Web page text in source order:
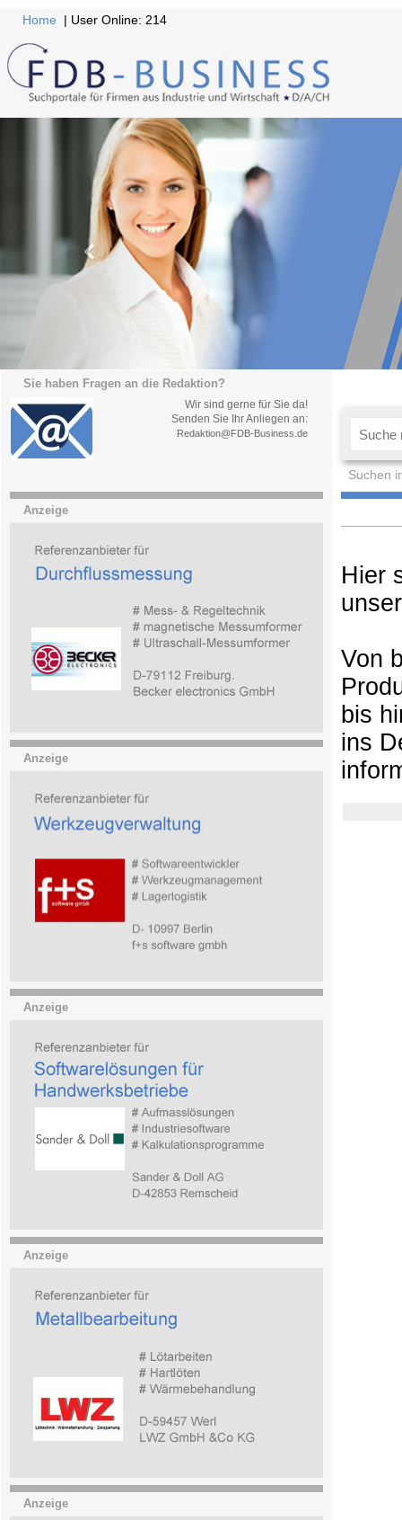
Home | User Online: 214
Sie haben Fragen an die Redaktion?
Wir sind gerne für Sie da!
Senden Sie Ihr Anliegen an:
Redaktion@FDB-Business.de
Suchen
Anzeige
Anzeige
Anzeige
Anzeige
Anzeige
Hier
Von
bis
ins